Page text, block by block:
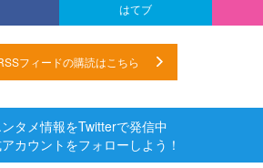
はてブ
フィードの購読はこちら
タメ情報をTwitterで発信中
カウントをフォローしよう！